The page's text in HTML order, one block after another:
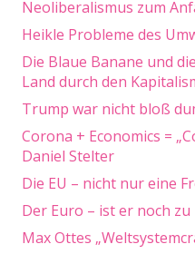
Neoliberalismus zum
Heikle Probleme des
Die Blaue Banane und
Land durch den
Trump war nicht bloß
Corona + Economics =
Daniel Stelter
Die EU – nicht nur eine
Der Euro – ist er noch
Max Ottes